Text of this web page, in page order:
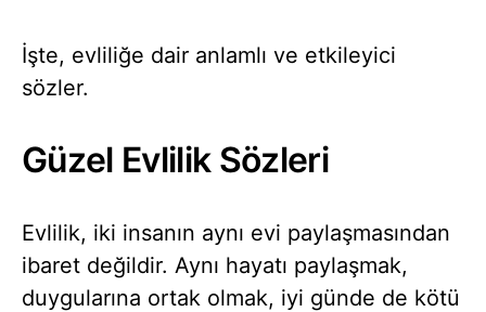
İşte, evliliğe dair anlamlı ve etkileyici
sözler.
Güzel Evlilik Sözleri
Evlilik, iki insanın aynı evi paylaşmasından
ibaret değildir. Aynı hayatı paylaşmak,
duygularına ortak olmak, iyi günde de kötü